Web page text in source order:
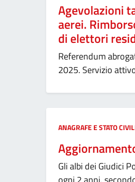
Agevolazioni
aerei.
di elettori
Referendum
2025. Servizio
Categoria:
ANAGRAFE E STATO
Gli albi dei Giudici